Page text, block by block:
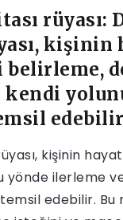
rüyası:
kişinin
kendi
kişinin
yönde ilerleme
temsil edebilir. Bu